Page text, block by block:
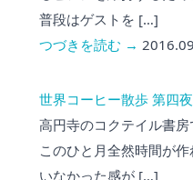
普段はゲストを […]
つづきを読む →
世界コーヒー散歩 第四夜
高円寺のコクテイル書房
このひと月全然時間が
いなかった感が […]